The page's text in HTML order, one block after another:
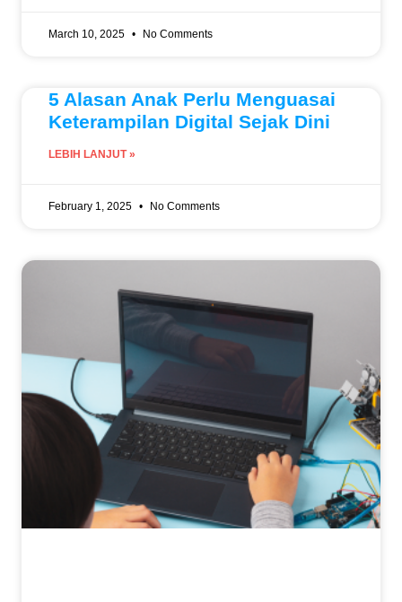
March 10, 2025 No Comments
5 Alasan Anak Perlu Menguasai
Keterampilan Digital Sejak Dini
LEBIH LANJUT »
February 1, 2025 No Comments